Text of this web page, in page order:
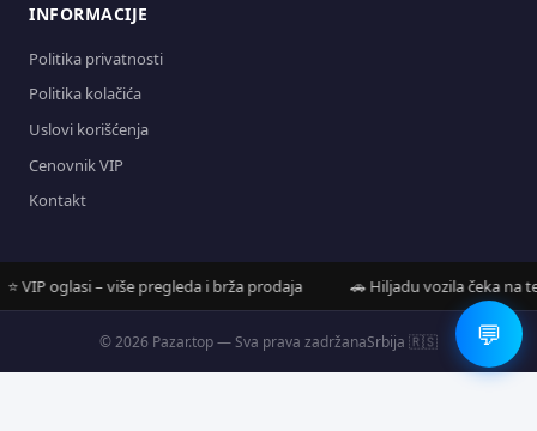
INFORMACIJE
Politika privatnosti
Politika kolačića
Uslovi korišćenja
Cenovnik VIP
Kontakt
oglasi – više pregleda i brža prodaja 🚗 Hiljadu vozila čeka na tebe
© 2026 Pazar.top — Sva prava zadržanaSrbija 🇷🇸 💬